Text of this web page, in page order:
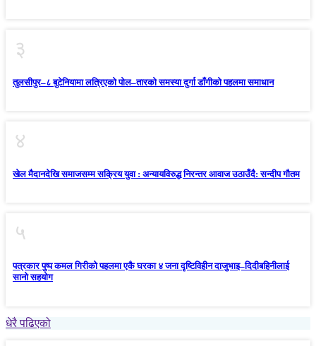
३
तुलसीपुर–८ बुटेनियामा लत्रिएको पोल–तारको समस्या दुर्गा डाँगीको पहलमा समाधान
४
खेल मैदानदेखि समाजसम्म सक्रिय युवा : अन्यायविरुद्ध निरन्तर आवाज उठाउँदै: सन्दीप गौतम
५
पत्रकार पुष्प कमल गिरीको पहलमा एकै घरका ४ जना दृष्टिविहीन दाजुभाइ–दिदीबहिनीलाई
सानो सहयोग
धेरै पढिएको